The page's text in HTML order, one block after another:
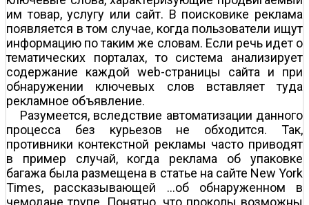
им товар, услугу или сайт. В поисковике реклама
появляется в том случае, когда пользователи ищут
информацию по таким же словам. Если речь идет о
тематических порталах, то система анализирует
содержание каждой web-страницы сайта и при
обнаружении ключевых слов вставляет туда
рекламное объявление.
Разумеется, вследствие автоматизации данного
процесса без курьезов не обходится. Так,
противники контекстной рекламы часто приводят
в пример случай, когда реклама об упаковке
багажа была размещена в статье на сайте New York
Times, рассказывающей ...об обнаруженном в